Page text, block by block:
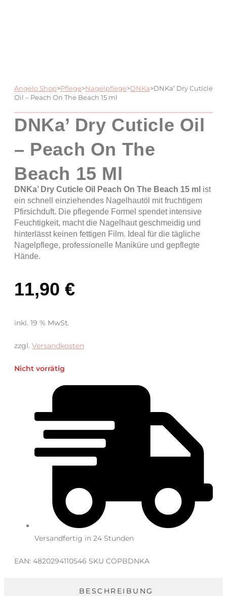
Angelo Shop>Pflege>Nagelpflege>DNKa>DNKa’ Dry Cuticle
Oil – Peach On The Beach 15 ml
DNKa’ Dry Cuticle Oil
– Peach On The
Beach 15 Ml
DNKa’ Dry Cuticle Oil Peach On The Beach 15 ml ist
ein schnell einziehendes Nagelhautöl mit fruchtigem
Pfirsichduft. Die pflegende Formel spendet intensive
Feuchtigkeit, macht die Nagelhaut geschmeidig und
hinterlässt keinen fettigen Film. Ideal für die tägliche
Nagelpflege, professionelle Maniküre und gepflegte
Hände.
11,90 €
inkl. 19 % MwSt.
zzgl. Versandkosten
Nicht vorrätig
Versandfertig in 24 Stunden
EAN: 4820294110546 SKU COPBDNKA
BESCHREIBUNG